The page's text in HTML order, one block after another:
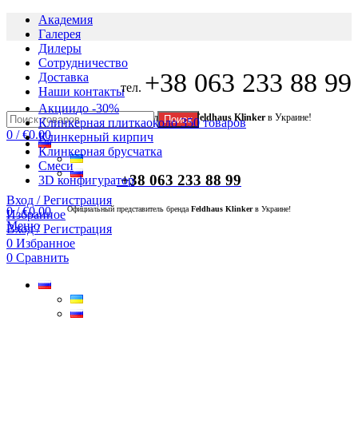
Академия
Галерея
Дилеры
Сотрудничество
Доставка
Наши контакты
Официальный представитель брендаFeldhaus Klinker в Украине!
Вход / Регистрация
Избранное
Вход / Регистрация
0 Избранное
0 Сравнить
тел. +38 063 233 88 99
Поиск
0 / €0.00
+38 063 233 88 99
0/ €0.00
Меню
Акциидо -30%
Клинкерная плиткаоколо 350 товаров
Клинкерный кирпич
Клинкерная брусчатка
Смеси
3D конфигуратор
Официальный представитель бренда Feldhaus Klinkerв Украине!